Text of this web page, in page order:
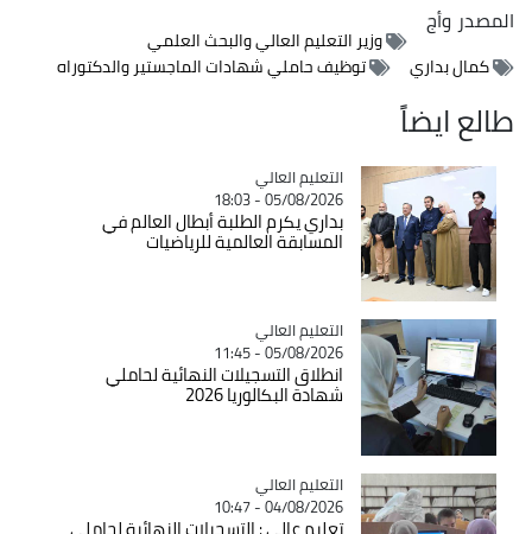
المصدروأج
وزير التعليم العالي والبحث العلمي
كمال بداري
توظيف حاملي شهادات الماجستير والدكتوراه
طالع ايضاً
Catégorie
التعليم العالي
05/08/2026 - 18:03
بداري يكرم الطلبة أبطال العالم في
المسابقة العالمية للرياضيات
Catégorie
التعليم العالي
05/08/2026 - 11:45
انطلاق التسجيلات النهائية لحاملي
شهادة البكالوريا 2026
Catégorie
التعليم العالي
04/08/2026 - 10:47